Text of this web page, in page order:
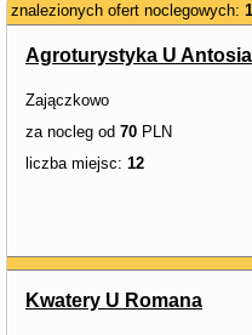
znalezionych ofert noclegowych:
Agroturystyka U Antosia
Zajączkowo
za nocleg od 70 PLN
liczba miejsc: 12
Kwatery U Romana